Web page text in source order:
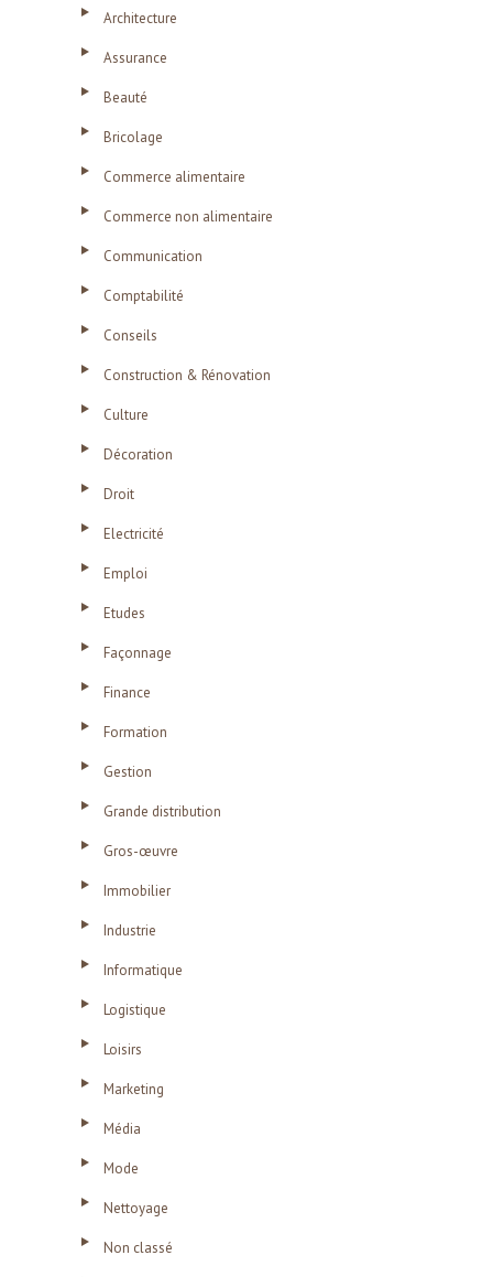
Architecture
Assurance
Beauté
Bricolage
Commerce alimentaire
Commerce non alimentaire
Communication
Comptabilité
Conseils
Construction & Rénovation
Culture
Décoration
Droit
Electricité
Emploi
Etudes
Façonnage
Finance
Formation
Gestion
Grande distribution
Gros-œuvre
Immobilier
Industrie
Informatique
Logistique
Loisirs
Marketing
Média
Mode
Nettoyage
Non classé